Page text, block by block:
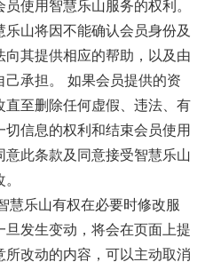
使用智慧乐山服务的权利。
山将因不能确认会员身份及
其提供相应的帮助，以及由
承担。 如果会员提供的资
至删除任何虚假、违法、有
信息的权利和结束会员使用
此条款及同意接受智慧乐山
慧乐山有权在必要时修改服
发生变动，将会在页面上提
改动的内容，可以主动取消